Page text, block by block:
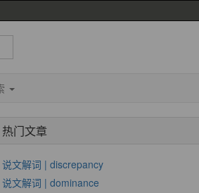
热门文章
说文解词 | discrepancy
说文解词 | dominance